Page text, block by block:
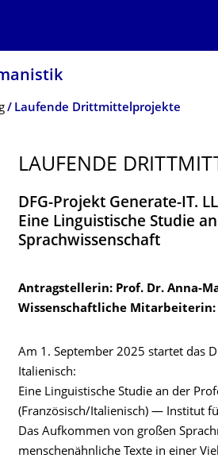
Laufende Drittmittelprojekte
LAUFENDE
DFG-Projekt Generate-IT.
Eine Linguistische Studie
Sprachwissenschaft
Antragstellerin: Prof. Dr. Anna-
Wissenschaftliche Mitarbeiterin:
Am 1. September 2025 startet das
Italienisch:
Eine Linguistische Studie an der
(Französisch/Italienisch) — Institut
Das Aufkommen von großen
menschenähnliche Texte in einer